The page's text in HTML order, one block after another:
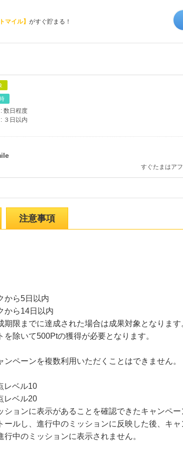
マイル】 がすぐ貯まる！
: 数日程度
: ３日以内
すぐたまはア
注意事項
ら5日以内
から14日以内
限までに達成された場合は成果対象となります
除いて500Ptの獲得が必要となります。
ペーンを複数利用いただくことはできません。
レベル10
レベル20
ションに表示があることを確認できたキャンペー
ールし、進行中のミッションに反映した後、キ
中のミッションに表示されません。